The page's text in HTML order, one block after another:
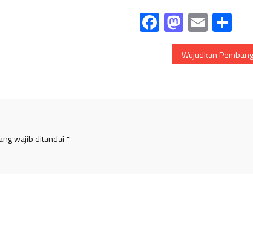
Facebook
Mastodon
Email
wajib ditandai *